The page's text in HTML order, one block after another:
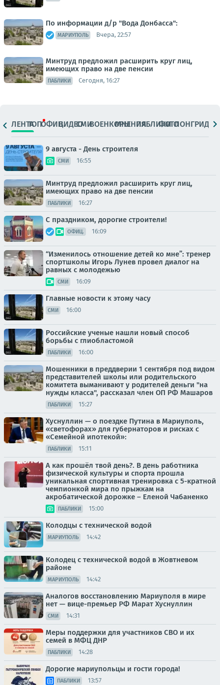
По информации д/р "Вода Донбасса":
МАРИУПОЛЬ Вчера, 22:57
Минтруд предложил расширить круг лиц,
имеющих право на две пенсии
ПАБЛИКИ Сегодня, 16:27
ЛЕНТАТОПОФИЦ.ВИДЕОСМИВОЕНКОРЫМНЕНИЯПАБЛИКИ
ФОТОЛОНГРИДЫ
9 августа - День строителя
СМИ 16:55
Минтруд предложил расширить круг лиц,
имеющих право на две пенсии
ПАБЛИКИ 16:27
С праздником, дорогие строители!
ОФИЦ. 16:09
“Изменилось отношение детей ко мне”: тренер
спортшколы Игорь Лунев провел диалог на
равных с молодежью
СМИ 16:09
Главные новости к этому часу
СМИ 16:00
Российские ученые нашли новый способ
борьбы с глиобластомой
ПАБЛИКИ 16:00
Мошенники в преддверии 1 сентября под видом
представителей школы или родительского
комитета выманивают у родителей деньги "на
нужды класса", рассказал член ОП РФ Машаров
ПАБЛИКИ 15:27
Хуснуллин — о поездке Путина в Мариуполь,
«светофорах» для губернаторов и рисках с
«Семейной ипотекой»:
ПАБЛИКИ 15:11
А как прошёл твой день?. В день работника
физической культуры и спорта прошла
уникальная спортивная тренировка с 5-кратной
чемпионкой мира по прыжкам на
акробатической дорожке – Еленой Чабаненко
ПАБЛИКИ 15:00
Колодцы с технической водой
МАРИУПОЛЬ 14:42
Колодец с технической водой в Жовтневом
районе
МАРИУПОЛЬ 14:42
Аналогов восстановлению Мариуполя в мире
нет — вице-премьер РФ Марат Хуснуллин
СМИ 14:31
Меры поддержки для участников СВО и их
семей в МФЦ ДНР
ПАБЛИКИ 14:28
Дорогие мариупольцы и гости города!
ПАБЛИКИ 13:57